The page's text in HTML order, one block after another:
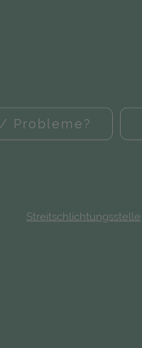
Probleme?
Streitschlichtungsstelle